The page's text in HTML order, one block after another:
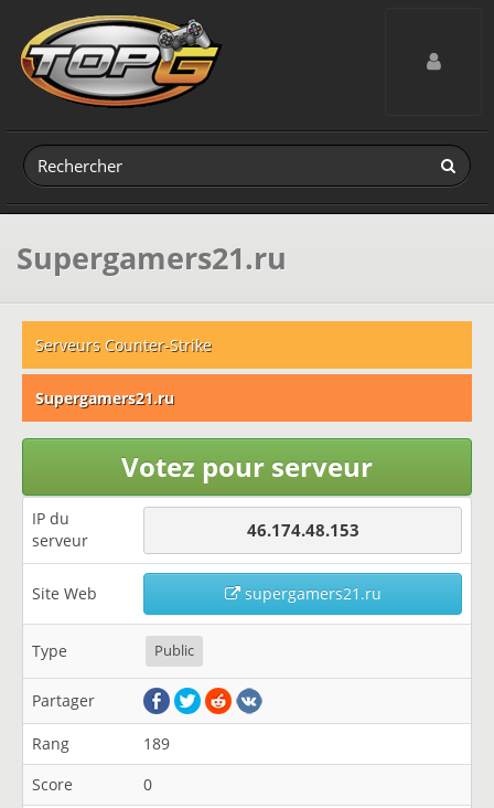
Toggle
Supergamers21.ru
Serveurs Counter-Strike
Supergamers21.ru
Votez pour serveur
IP du
serveur
46.174.48.153
Site Web supergamers21.ru
Type Public
Partager
Rang
189
Score
0